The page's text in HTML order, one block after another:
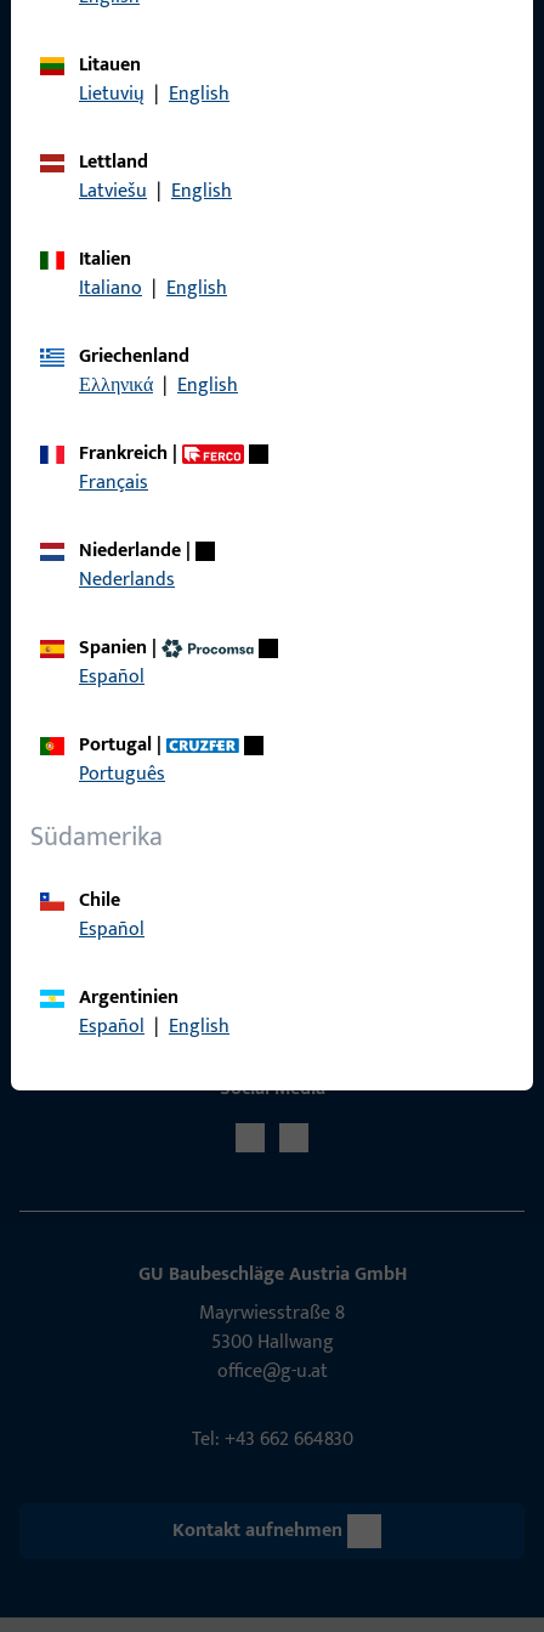
Litauen
Lietuvių | English
Lettland
Latviešu | English
Italien
Italiano | English
Griechenland
Ελληνικά | English
Frankreich|
Français
Niederlande|
Nederlands
Spanien |
Español
Portugal|
Português
Südamerika
Chile
Español
Argentinien
Español | English
Produkte
Produktkatalog
Social Media
GU Baubeschläge Aus­tria GmbH
Mayrwies­straße 8
5300 Hall­wang
office@g-u.at
Tel: +43 662 664830
Kontakt aufnehmen